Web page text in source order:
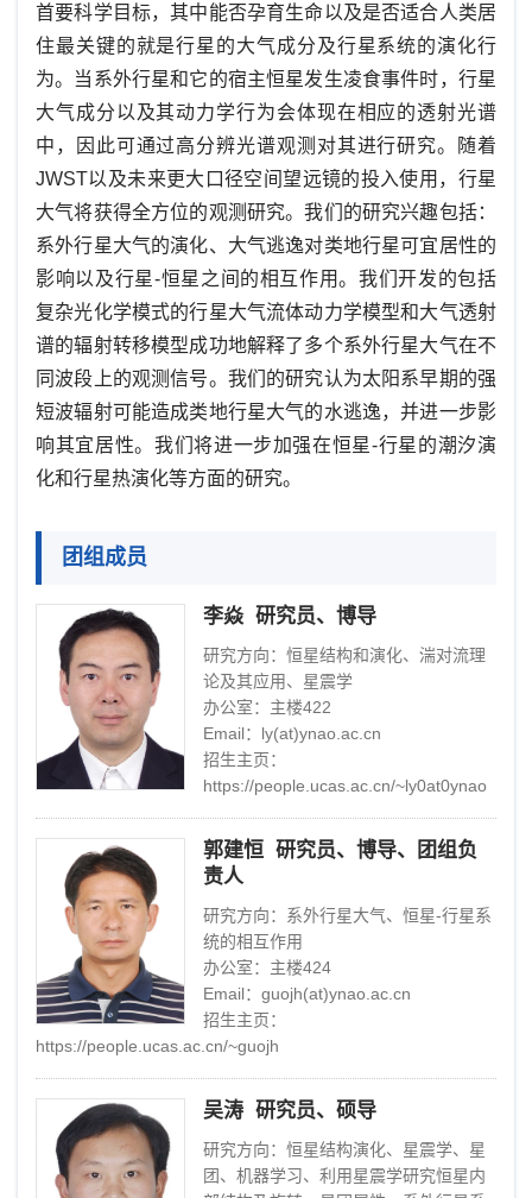
首要科学目标，其中能否孕育生命以及是否适合人类居
住最关键的就是行星的大气成分及行星系统的演化行
为。当系外行星和它的宿主恒星发生凌食事件时，行星
大气成分以及其动力学行为会体现在相应的透射光谱
中，因此可通过高分辨光谱观测对其进行研究。随着
JWST以及未来更大口径空间望远镜的投入使用，行星
大气将获得全方位的观测研究。我们的研究兴趣包括：
系外行星大气的演化、大气逃逸对类地行星可宜居性的
影响以及行星-恒星之间的相互作用。我们开发的包括
复杂光化学模式的行星大气流体动力学模型和大气透射
谱的辐射转移模型成功地解释了多个系外行星大气在不
同波段上的观测信号。我们的研究认为太阳系早期的强
短波辐射可能造成类地行星大气的水逃逸，并进一步影
响其宜居性。我们将进一步加强在恒星-行星的潮汐演
化和行星热演化等方面的研究。
团组成员
李焱 研究员、博导
研究方向：恒星结构和演化、湍对流理
论及其应用、星震学
办公室：主楼422
Email：ly(at)ynao.ac.cn
招生主页：
https://people.ucas.ac.cn/~ly0at0ynao
郭建恒 研究员、博导、团组负
责人
研究方向：系外行星大气、恒星-行星系
统的相互作用
办公室：主楼424
Email：guojh(at)ynao.ac.cn
招生主页：
https://people.ucas.ac.cn/~guojh
吴涛 研究员、硕导
研究方向：恒星结构演化、星震学、星
团、机器学习、利用星震学研究恒星内